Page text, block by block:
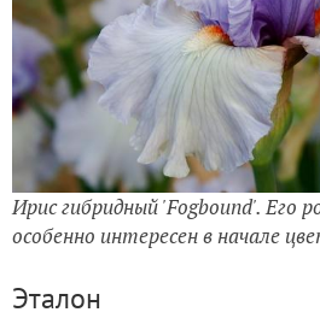
Ирис гибридный 'Fogbound'. Его
особенно интересен в начале
Эталон